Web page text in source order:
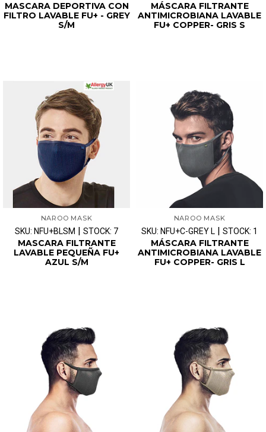
MASCARA DEPORTIVA CON
FILTRO LAVABLE FU+ - GREY
S/M
MÁSCARA FILTRANTE
ANTIMICROBIANA LAVABLE
FU+ COPPER- GRIS S
NAROO MASK
SKU: NFU+BLSM | STOCK: 7
MASCARA FILTRANTE
LAVABLE PEQUEÑA FU+
AZUL S/M
NAROO MASK
SKU: NFU+C-GREY L | STOCK: 1
MÁSCARA FILTRANTE
ANTIMICROBIANA LAVABLE
FU+ COPPER- GRIS L